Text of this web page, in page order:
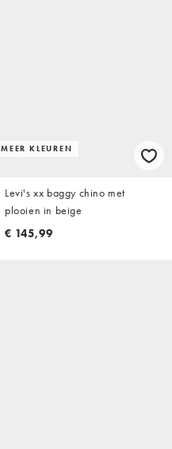
MEER KLEUREN
Levi's xx baggy chino met
plooien in beige
€ 145,99